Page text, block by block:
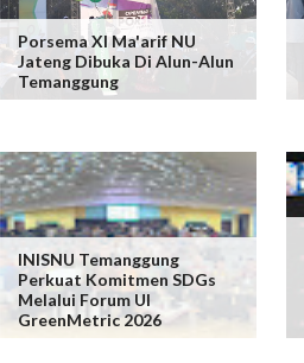
Porsema XI Ma'arif NU
Jateng Dibuka Di Alun-Alun
Temanggung
INISNU Temanggung
Perkuat Komitmen SDGs
Melalui Forum UI
GreenMetric 2026